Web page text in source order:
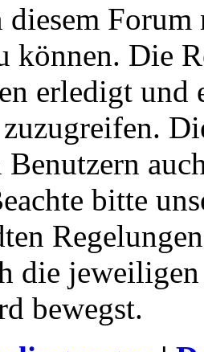
diesem
können. Die
erledigt und
bitte
die
bewegst.